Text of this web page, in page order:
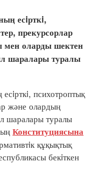
есiрткi,
прекурсорлар
мен оларды шектен
шаралары туралы
психотроптық
және олардың
шаралары туралы
Конституциясына
құқықтық
бекiткен